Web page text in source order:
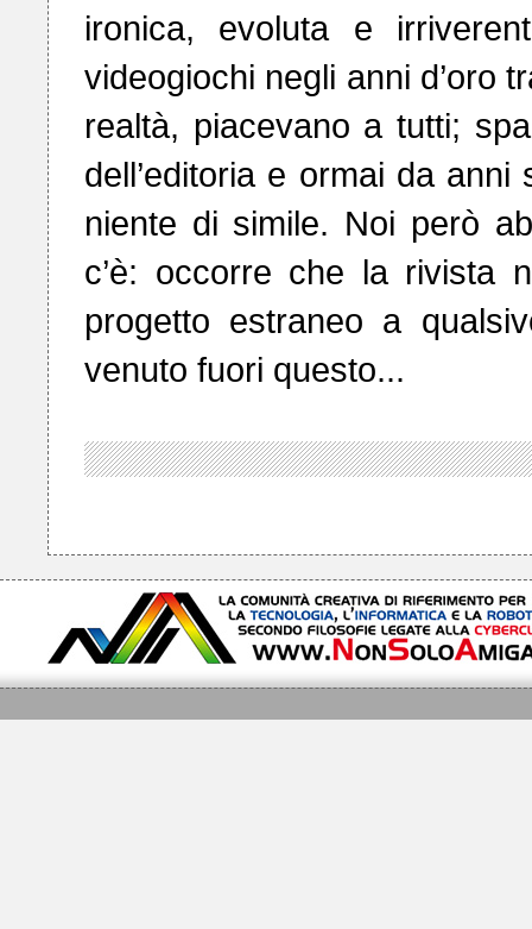
ironica, evoluta e
videogiochi negli anni d’oro
realtà, piacevano a tutti;
dell’editoria e ormai da
niente di simile. Noi però
c’è: occorre che la rivista
progetto estraneo a
venuto fuori questo...